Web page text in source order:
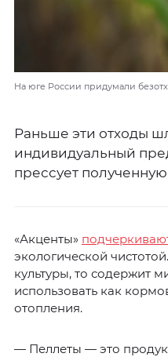
На юге России придумали
Раньше эти отходы
индивидуальный
прессует полученную
«Акценты»
экологической
культуры, то содержит
использовать как
отопления.
— Пеллеты — это